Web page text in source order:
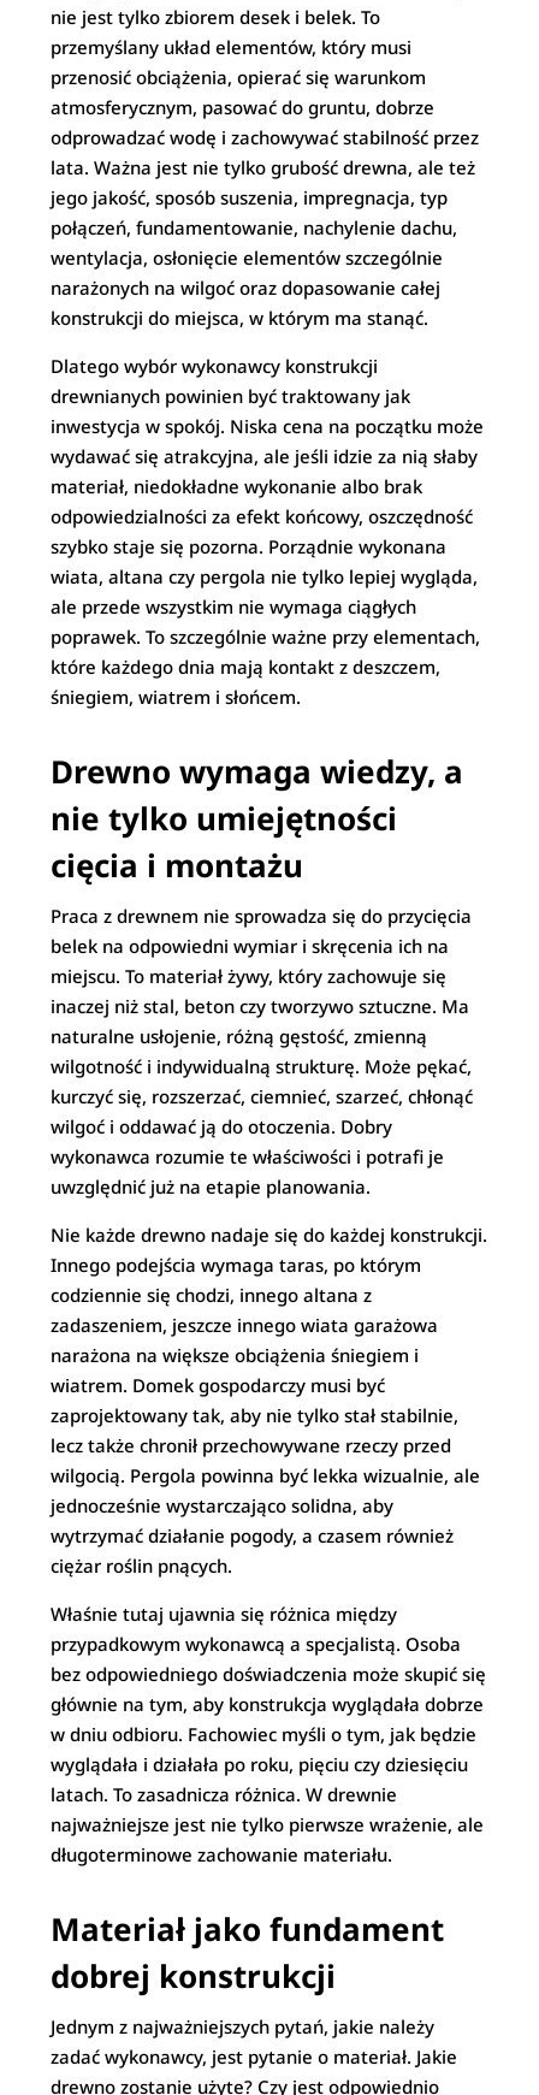
nie jest tylko zbiorem desek i belek. To
przemyślany układ elementów, który musi
przenosić obciążenia, opierać się warunkom
atmosferycznym, pasować do gruntu, dobrze
odprowadzać wodę i zachowywać stabilność przez
lata. Ważna jest nie tylko grubość drewna, ale też
jego jakość, sposób suszenia, impregnacja, typ
połączeń, fundamentowanie, nachylenie dachu,
wentylacja, osłonięcie elementów szczególnie
narażonych na wilgoć oraz dopasowanie całej
konstrukcji do miejsca, w którym ma stanąć.
Dlatego wybór wykonawcy konstrukcji
drewnianych powinien być traktowany jak
inwestycja w spokój. Niska cena na początku może
wydawać się atrakcyjna, ale jeśli idzie za nią słaby
materiał, niedokładne wykonanie albo brak
odpowiedzialności za efekt końcowy, oszczędność
szybko staje się pozorna. Porządnie wykonana
wiata, altana czy pergola nie tylko lepiej wygląda,
ale przede wszystkim nie wymaga ciągłych
poprawek. To szczególnie ważne przy elementach,
które każdego dnia mają kontakt z deszczem,
śniegiem, wiatrem i słońcem.
Drewno wymaga wiedzy, a
nie tylko umiejętności
cięcia i montażu
Praca z drewnem nie sprowadza się do przycięcia
belek na odpowiedni wymiar i skręcenia ich na
miejscu. To materiał żywy, który zachowuje się
inaczej niż stal, beton czy tworzywo sztuczne. Ma
naturalne usłojenie, różną gęstość, zmienną
wilgotność i indywidualną strukturę. Może pękać,
kurczyć się, rozszerzać, ciemnieć, szarzeć, chłonąć
wilgoć i oddawać ją do otoczenia. Dobry
wykonawca rozumie te właściwości i potrafi je
uwzględnić już na etapie planowania.
Nie każde drewno nadaje się do każdej konstrukcji.
Innego podejścia wymaga taras, po którym
codziennie się chodzi, innego altana z
zadaszeniem, jeszcze innego wiata garażowa
narażona na większe obciążenia śniegiem i
wiatrem. Domek gospodarczy musi być
zaprojektowany tak, aby nie tylko stał stabilnie,
lecz także chronił przechowywane rzeczy przed
wilgocią. Pergola powinna być lekka wizualnie, ale
jednocześnie wystarczająco solidna, aby
wytrzymać działanie pogody, a czasem również
ciężar roślin pnących.
Właśnie tutaj ujawnia się różnica między
przypadkowym wykonawcą a specjalistą. Osoba
bez odpowiedniego doświadczenia może skupić się
głównie na tym, aby konstrukcja wyglądała dobrze
w dniu odbioru. Fachowiec myśli o tym, jak będzie
wyglądała i działała po roku, pięciu czy dziesięciu
latach. To zasadnicza różnica. W drewnie
najważniejsze jest nie tylko pierwsze wrażenie, ale
długoterminowe zachowanie materiału.
Materiał jako fundament
dobrej konstrukcji
Jednym z najważniejszych pytań, jakie należy
zadać wykonawcy, jest pytanie o materiał. Jakie
drewno zostanie użyte? Czy jest odpowiednio